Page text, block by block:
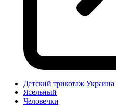
Детский трикотаж Украина
Ясельный
Человечки